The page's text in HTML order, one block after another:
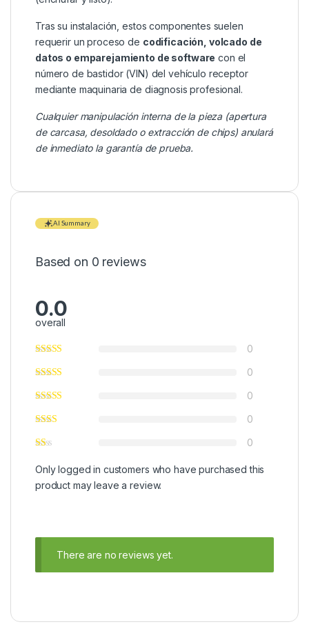
Tras su instalación, estos componentes suelen
requerir un proceso de codificación, volcado de
datos o emparejamiento de software con el
número de bastidor (VIN) del vehículo receptor
mediante maquinaria de diagnosis profesional.
Cualquier manipulación interna de la pieza (apertura
de carcasa, desoldado o extracción de chips) anulará
de inmediato la garantía de prueba.
AI Summary
Based on 0 reviews
0.0
overall
0
0
0
0
0
Only logged in customers who have purchased this
product may leave a review.
There are no reviews yet.